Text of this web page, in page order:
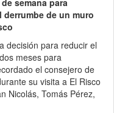
semana para
derrumbe de un muro
decisión para reducir el
meses para
el consejero de
su visita a El Risco
Nicolás, Tomás Pérez,